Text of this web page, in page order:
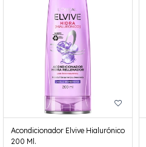
Acondicionador Elvive Hialurónico
200 Ml.